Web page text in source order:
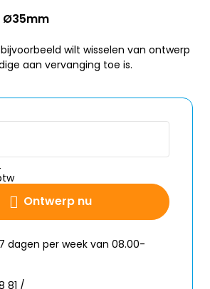
wilt wisselen van ontwerp
aan vervanging toe is.
Ontwerp nu
dagen per week van 08.00-
81 /